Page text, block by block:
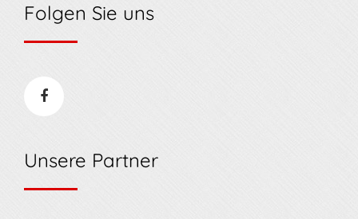
Folgen Sie uns
Unsere Partner